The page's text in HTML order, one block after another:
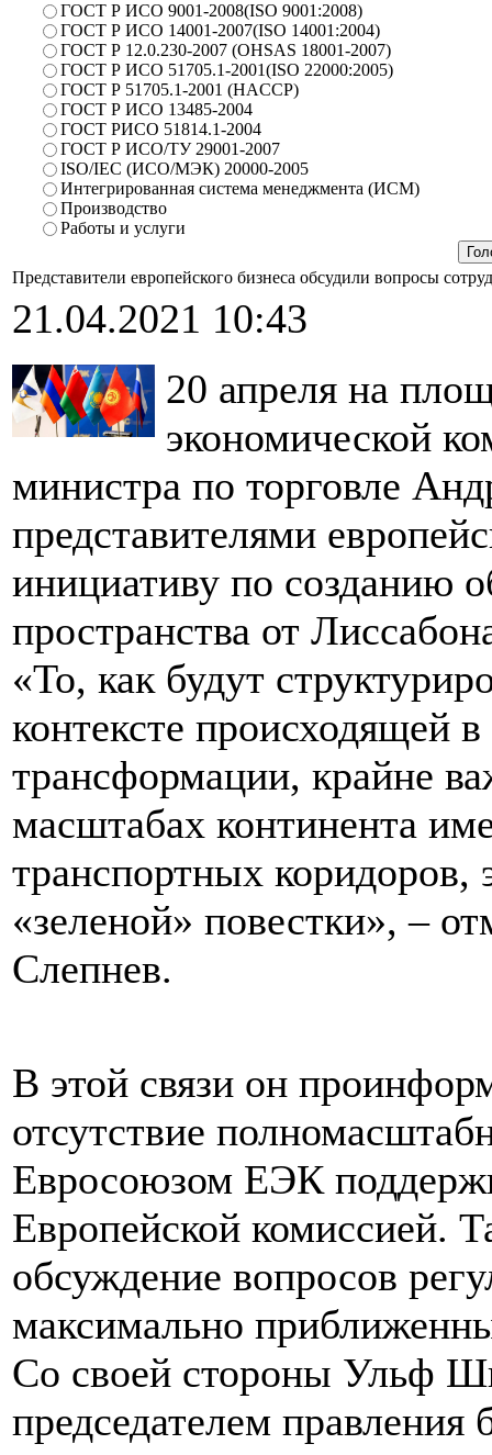
ГОСТ Р ИСО 9001-2008(ISO 9001:2008)
ГОСТ Р ИСО 14001-2007(ISO 14001:2004)
ГОСТ Р 12.0.230-2007 (OHSAS 18001-2007)
ГОСТ Р ИСО 51705.1-2001(ISO 22000:2005)
ГОСТ Р 51705.1-2001 (HACCP)
ГОСТ Р ИСО 13485-2004
ГОСТ РИСО 51814.1-2004
ГОСТ Р ИСО/ТУ 29001-2007
ISO/IEC (ИСО/МЭК) 20000-2005
Интегрированная система менеджмента (ИСМ)
Производство
Работы и услуги
Представители европейского бизнеса обсудили вопросы
21.04.2021 10:43
20 апреля на
экономической
министра по торговле
представителями
инициативу по созданию
пространства от
«То, как будут
контексте происходящей
трансформации, крайне
масштабах континента
транспортных коридоров,
«зеленой» повестки», –
Слепнев.
В этой связи он
отсутствие
Евросоюзом ЕЭК
Европейской комиссией.
обсуждение вопросов
максимально
Со своей стороны Ульф
председателем